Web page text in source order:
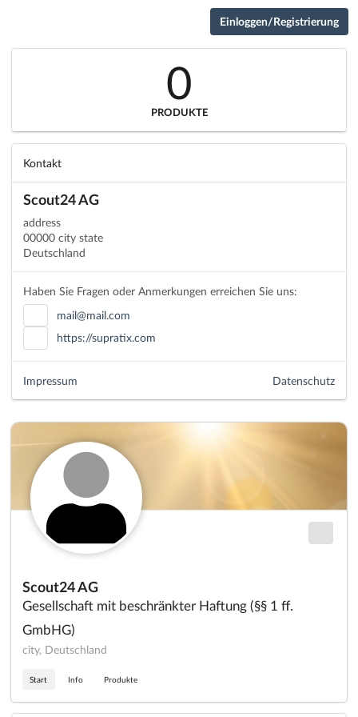
Einloggen/Registrierung
Scout24 AG
Gesellschaft mit beschränkter Haftung (§§ 1 ff.
GmbHG)
city, Deutschland
Start Info Produkte
0
PRODUKTE
Kontakt
Scout24 AG
address
00000 city state
Deutschland
Haben Sie Fragen oder Anmerkungen erreichen Sie uns:
mail@mail.com
https://supratix.com
Datenschutz
Impressum